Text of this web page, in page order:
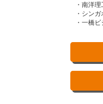
・南洋
・シン
・一橋